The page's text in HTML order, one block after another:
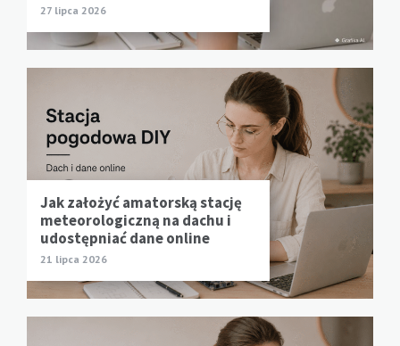
27 lipca 2026
Jak założyć amatorską stację
meteorologiczną na dachu i
udostępniać dane online
21 lipca 2026